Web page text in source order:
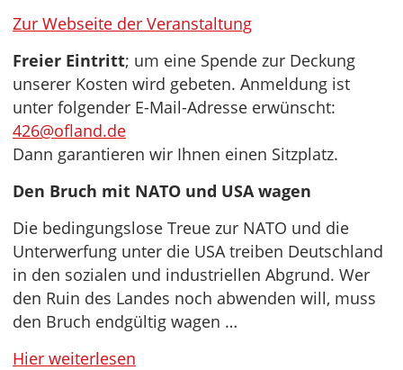
Zur Webseite der Veranstaltung
Freier Eintritt; um eine Spende zur Deckung
unserer Kosten wird gebeten. Anmeldung ist
unter folgender E-Mail-Adresse erwünscht:
426@ofland.de
Dann garantieren wir Ihnen einen Sitzplatz.
Den Bruch mit NATO und USA wagen
Die bedingungslose Treue zur NATO und die
Unterwerfung unter die USA treiben Deutschland
in den sozialen und industriellen Abgrund. Wer
den Ruin des Landes noch abwenden will, muss
den Bruch endgültig wagen …
Hier weiterlesen